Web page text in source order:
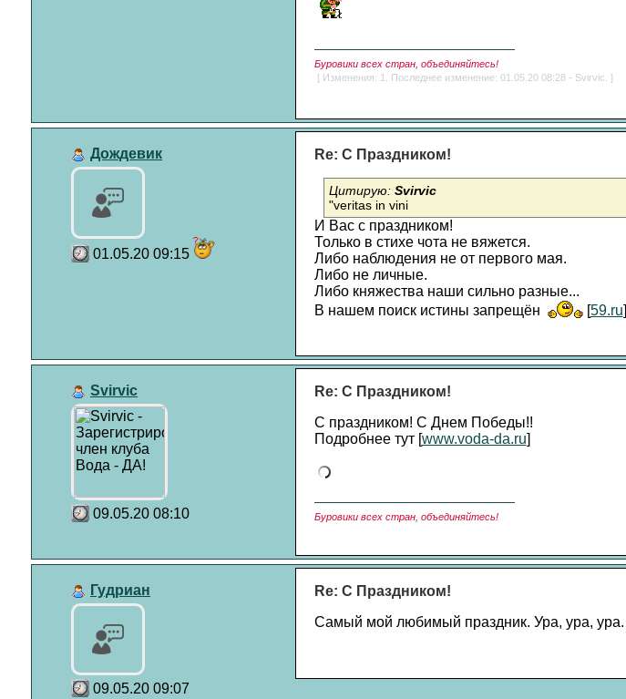
Буровики всех стран, объединяйтесь!
[ Изменения: 1. Последнее изменение: 01.05.20 08:28 - Svirvic. ]
Дождевик
01.05.20 09:15
Re: С Праздником!
Цитирую: Svirvic
"veritas in vini
И Вас с праздником!
Только в стихе чота не вяжется.
Либо наблюдения не от первого мая.
Либо не личные.
Либо княжества наши сильно разные...
В нашем поиск истины запрещён
[59.ru]
Svirvic
09.05.20 08:10
Re: С Праздником!
С праздником! С Днем Победы!!
Подробнее тут [www.voda-da.ru]
Буровики всех стран, объединяйтесь!
Гудриан
09.05.20 09:07
Re: С Праздником!
Самый мой любимый праздник. Ура, ура, ура.